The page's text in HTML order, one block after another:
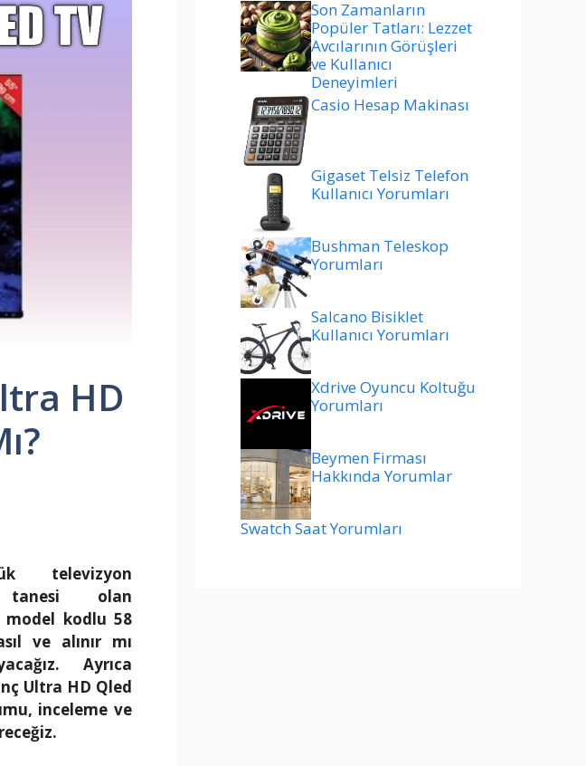
HD
televizyon
tanesi olan
model kodlu 58
ve alınır mı
Ayrıca
Ultra HD Qled
inceleme ve
Son Zamanların
Popüler Tatları: Lezzet
Avcılarının Görüşleri
ve Kullanıcı
Deneyimleri
Casio Hesap Makinası
Gigaset Telsiz Telefon
Kullanıcı Yorumları
Bushman Teleskop
Yorumları
Salcano Bisiklet
Kullanıcı Yorumları
Xdrive Oyuncu Koltuğu
Yorumları
Beymen Firması
Hakkında Yorumlar
Swatch Saat Yorumları